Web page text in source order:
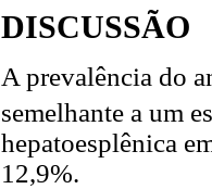
DISCUSSÃO
A prevalência do
semelhante a um
hepatoesplênica
12,9%.